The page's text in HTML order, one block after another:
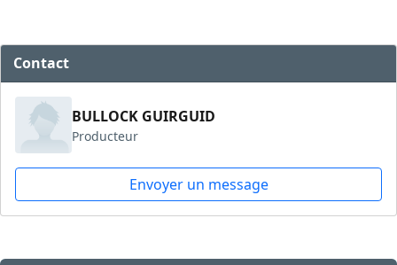
Contact
BULLOCK GUIRGUID
Producteur
Envoyer un message